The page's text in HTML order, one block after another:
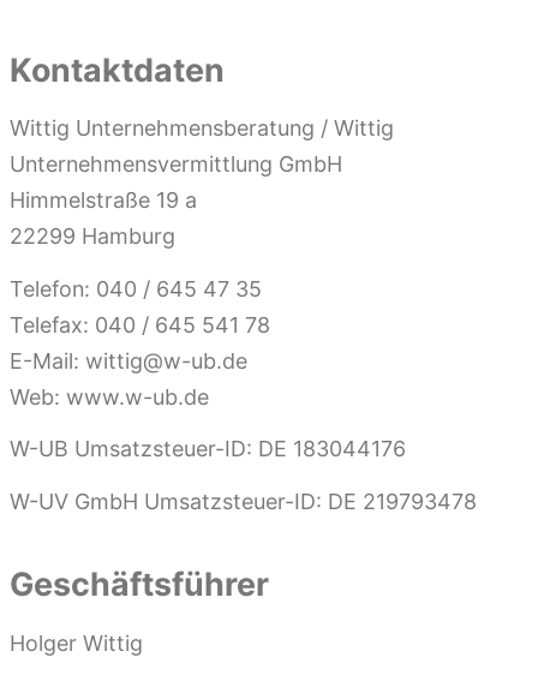
Kontaktdaten
Wittig Unternehmensberatung / Wittig
Unternehmensvermittlung GmbH
Himmelstraße 19 a
22299 Hamburg
Telefon: 040 / 645 47 35
Telefax: 040 / 645 541 78
E-Mail: wittig@w-ub.de
Web: www.w-ub.de
W-UB Umsatzsteuer-ID: DE 183044176
W-UV GmbH Umsatzsteuer-ID: DE 219793478
Geschäftsführer
Holger Wittig